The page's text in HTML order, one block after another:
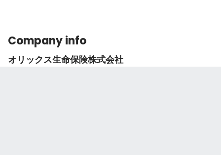
Company info
オリックス生命保険株式会社